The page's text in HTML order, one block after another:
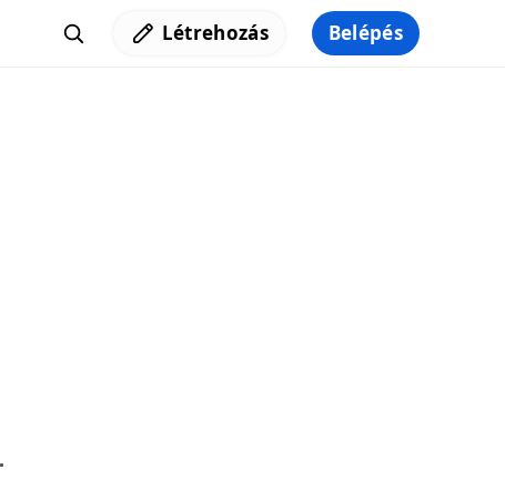
Létrehozás Belépés